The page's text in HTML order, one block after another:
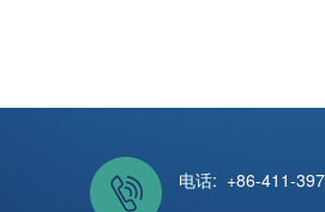
电话: +86-411-